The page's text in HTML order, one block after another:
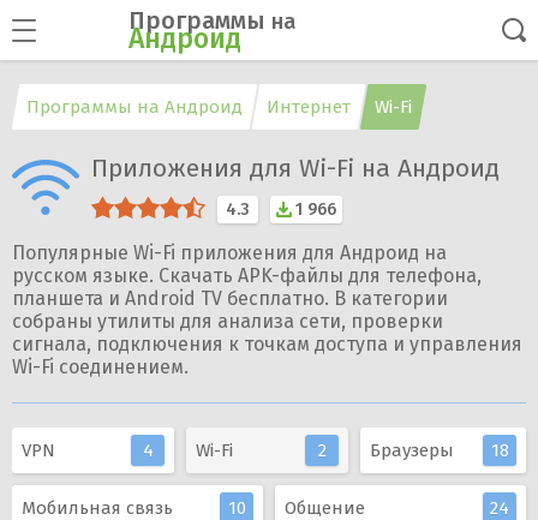
Программы на
Андроид
Программы на Андроид Интернет Wi-Fi
Приложения для Wi-Fi на Андроид
4.3 1 966
Популярные Wi-Fi приложения для Андроид на
русском языке. Скачать APK-файлы для телефона,
планшета и Android TV бесплатно. В категории
собраны утилиты для анализа сети, проверки
сигнала, подключения к точкам доступа и управления
Wi-Fi соединением.
VPN 4 Wi-Fi 2 Браузеры 18
Мобильная связь 10 Общение 24